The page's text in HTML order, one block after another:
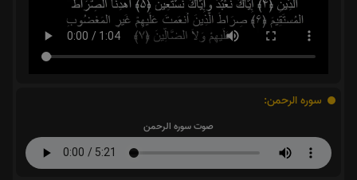
سوره الرحمن:
صوت سوره الرحمن